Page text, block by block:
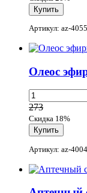
Артикул: az-
Олеос
273
Скидка 18%
Артикул: az-